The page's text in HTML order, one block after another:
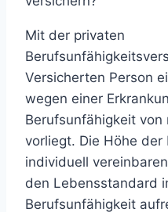
Mit der privaten
Versicherten Person
wegen einer
Berufsunfähigkeit
vorliegt. Die Höhe der
individuell
den Lebensstandard
Berufsunfähigkeit